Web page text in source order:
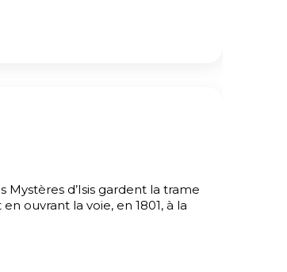
d’Isis gardent la trame
ouvrant la voie, en 1801, à la